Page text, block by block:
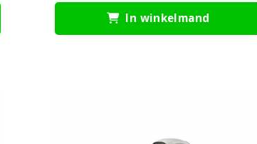
In winkelmand